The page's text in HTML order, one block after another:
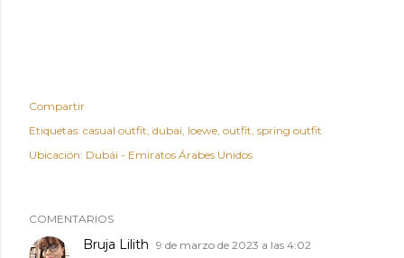
Compartir
Etiquetas: casual outfit dubai loewe outfit spring outfit
Ubicación: Dubái - Emiratos Árabes Unidos
COMENTARIOS
Bruja Lilith 9 de marzo de 2023 a las 4:02